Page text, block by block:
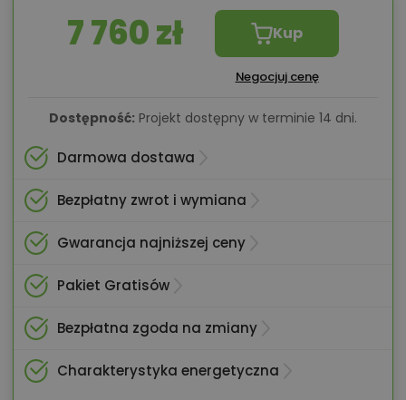
7 760 zł Kup
Negocjuj cenę
Dostępność: Projekt dostępny w terminie 14 dni.
Darmowa dostawa
Bezpłatny zwrot i wymiana
Gwarancja najniższej ceny
Pakiet Gratisów
Bezpłatna zgoda na zmiany
Charakterystyka energetyczna